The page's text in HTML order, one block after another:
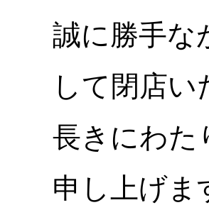
誠に勝手な
して閉店
長きにわた
申し上げま